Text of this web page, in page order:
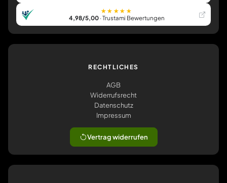
★★★★★
4,98/5,00· Trustami Bewertungen
RECHTLICHES
AGB
Widerrufsrecht
Datenschutz
Impressum
Vertrag widerrufen